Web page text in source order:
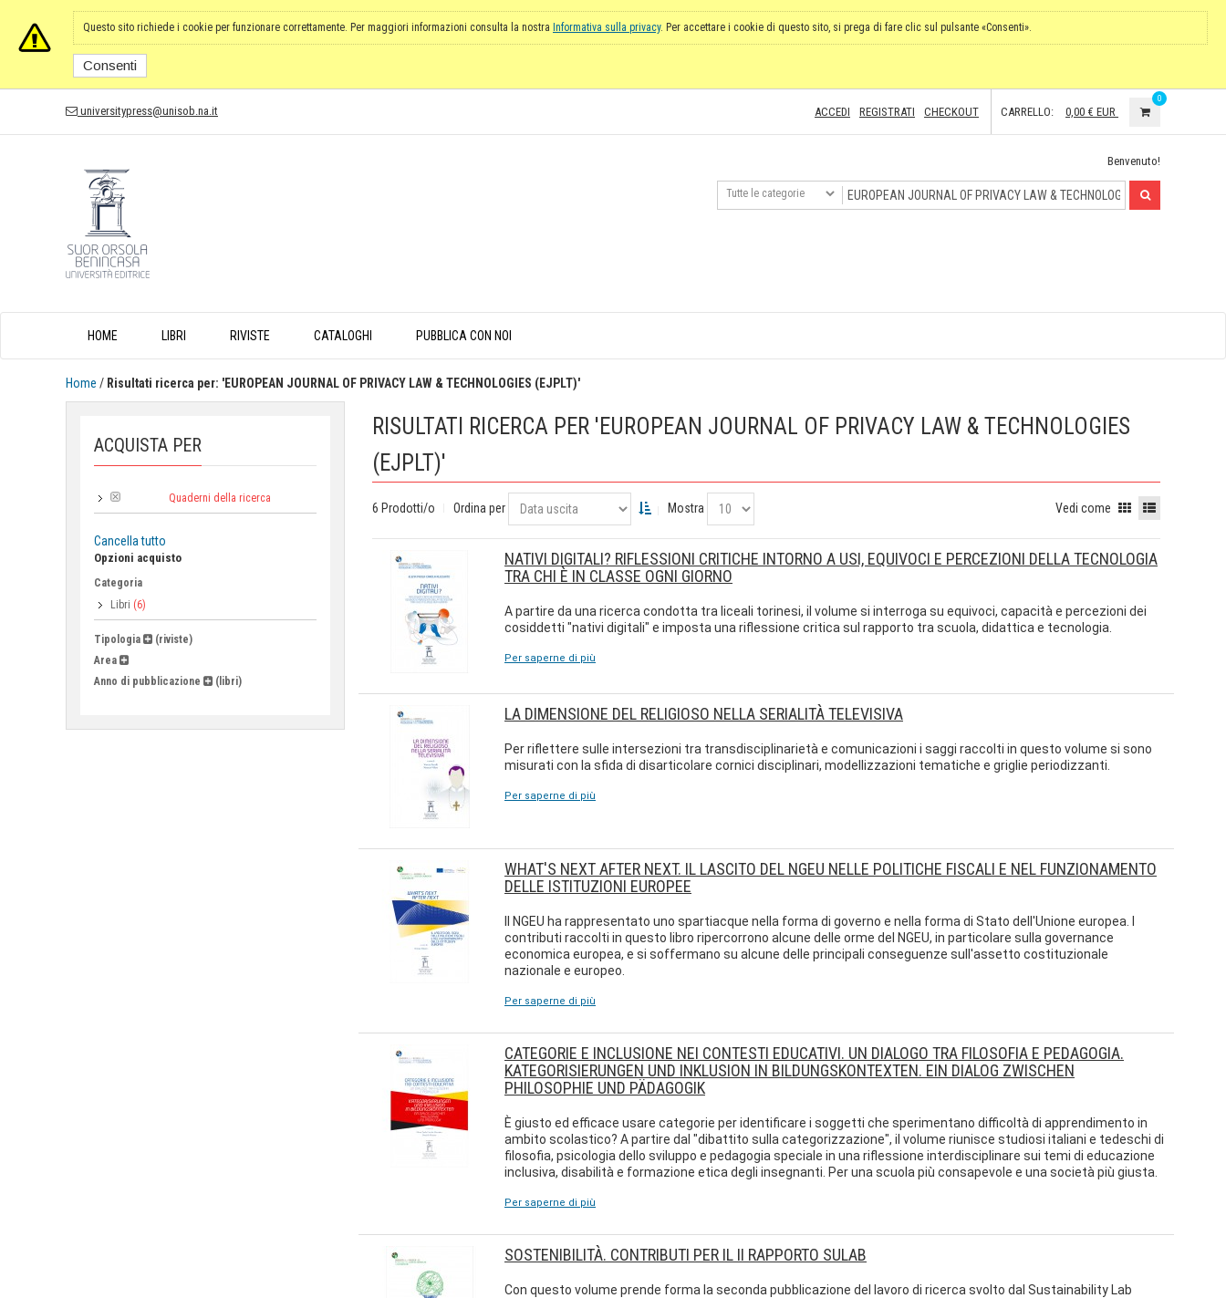
Questo sito richiede i cookie per funzionare correttamente. Per maggiori informazioni consulta la nostra Informativa sulla privacy. Per accettare i cookie di questo sito, si prega di fare clic sul pulsante «Consenti».
Consenti
universitypress@unisob.na.it ACCEDI REGISTRATI CHECKOUT CARRELLO: 0,00 € EUR
0
Benvenuto!
HOME LIBRI RIVISTE CATALOGHI PUBBLICA CON NOI
Home / Risultati ricerca per: 'EUROPEAN JOURNAL OF PRIVACY LAW & TECHNOLOGIES (EJPLT)'
ACQUISTA PER
Quaderni della ricerca
Cancella tutto
Opzioni acquisto
Categoria
Libri (6)
Tipologia
(riviste)
Area
Anno di pubblicazione
(libri)
RISULTATI RICERCA PER 'EUROPEAN JOURNAL OF PRIVACY LAW & TECHNOLOGIES
(EJPLT)'
6 Prodotti/o Ordina per Mostra Vedi come
NATIVI DIGITALI? RIFLESSIONI CRITICHE INTORNO A USI, EQUIVOCI E PERCEZIONI DELLA TECNOLOGIA
TRA CHI È IN CLASSE OGNI GIORNO
A partire da una ricerca condotta tra liceali torinesi, il volume si interroga su equivoci, capacità e percezioni dei
cosiddetti "nativi digitali" e imposta una riflessione critica sul rapporto tra scuola, didattica e tecnologia.
Per saperne di più
LA DIMENSIONE DEL RELIGIOSO NELLA SERIALITÀ TELEVISIVA
Per riflettere sulle intersezioni tra transdisciplinarietà e comunicazioni i saggi raccolti in questo volume si sono
misurati con la sfida di disarticolare cornici disciplinari, modellizzazioni tematiche e griglie periodizzanti.
Per saperne di più
WHAT'S NEXT AFTER NEXT. IL LASCITO DEL NGEU NELLE POLITICHE FISCALI E NEL FUNZIONAMENTO
DELLE ISTITUZIONI EUROPEE
Il NGEU ha rappresentato uno spartiacque nella forma di governo e nella forma di Stato dell'Unione europea. I
contributi raccolti in questo libro ripercorrono alcune delle orme del NGEU, in particolare sulla governance
economica europea, e si soffermano su alcune delle principali conseguenze sull'assetto costituzionale
nazionale e europeo.
Per saperne di più
CATEGORIE E INCLUSIONE NEI CONTESTI EDUCATIVI. UN DIALOGO TRA FILOSOFIA E PEDAGOGIA.
KATEGORISIERUNGEN UND INKLUSION IN BILDUNGSKONTEXTEN. EIN DIALOG ZWISCHEN
PHILOSOPHIE UND PÄDAGOGIK
È giusto ed efficace usare categorie per identificare i soggetti che sperimentano difficoltà di apprendimento in
ambito scolastico? A partire dal "dibattito sulla categorizzazione", il volume riunisce studiosi italiani e tedeschi di
filosofia, psicologia dello sviluppo e pedagogia speciale in una riflessione interdisciplinare sui temi di educazione
inclusiva, disabilità e formazione etica degli insegnanti. Per una scuola più consapevole e una società più giusta.
Per saperne di più
SOSTENIBILITÀ. CONTRIBUTI PER IL II RAPPORTO SULAB
Con questo volume prende forma la seconda pubblicazione del lavoro di ricerca svolto dal Sustainability Lab